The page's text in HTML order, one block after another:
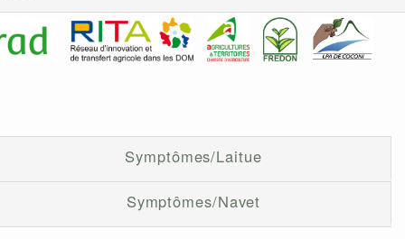
Symptômes/Laitue
Symptômes/Navet